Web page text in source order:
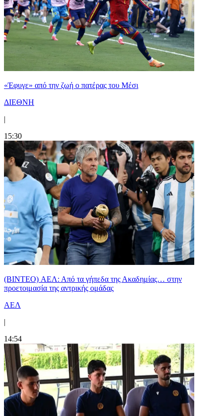
«Έφυγε» από την ζωή ο πατέρας του Μέσι
ΔΙΕΘΝΗ
|
15:30
(BINTEO) ΑΕΛ: Από τα γήπεδα της Ακαδημίας… στην
προετοιμασία της αντρικής ομάδας
ΑΕΛ
|
14:54